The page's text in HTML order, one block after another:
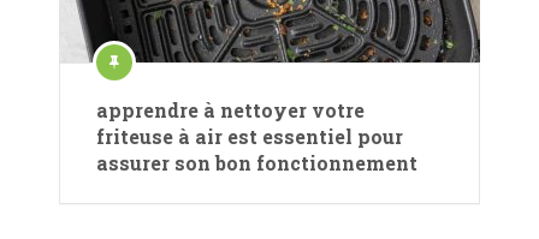
apprendre à nettoyer votre
friteuse à air est essentiel pour
assurer son bon fonctionnement